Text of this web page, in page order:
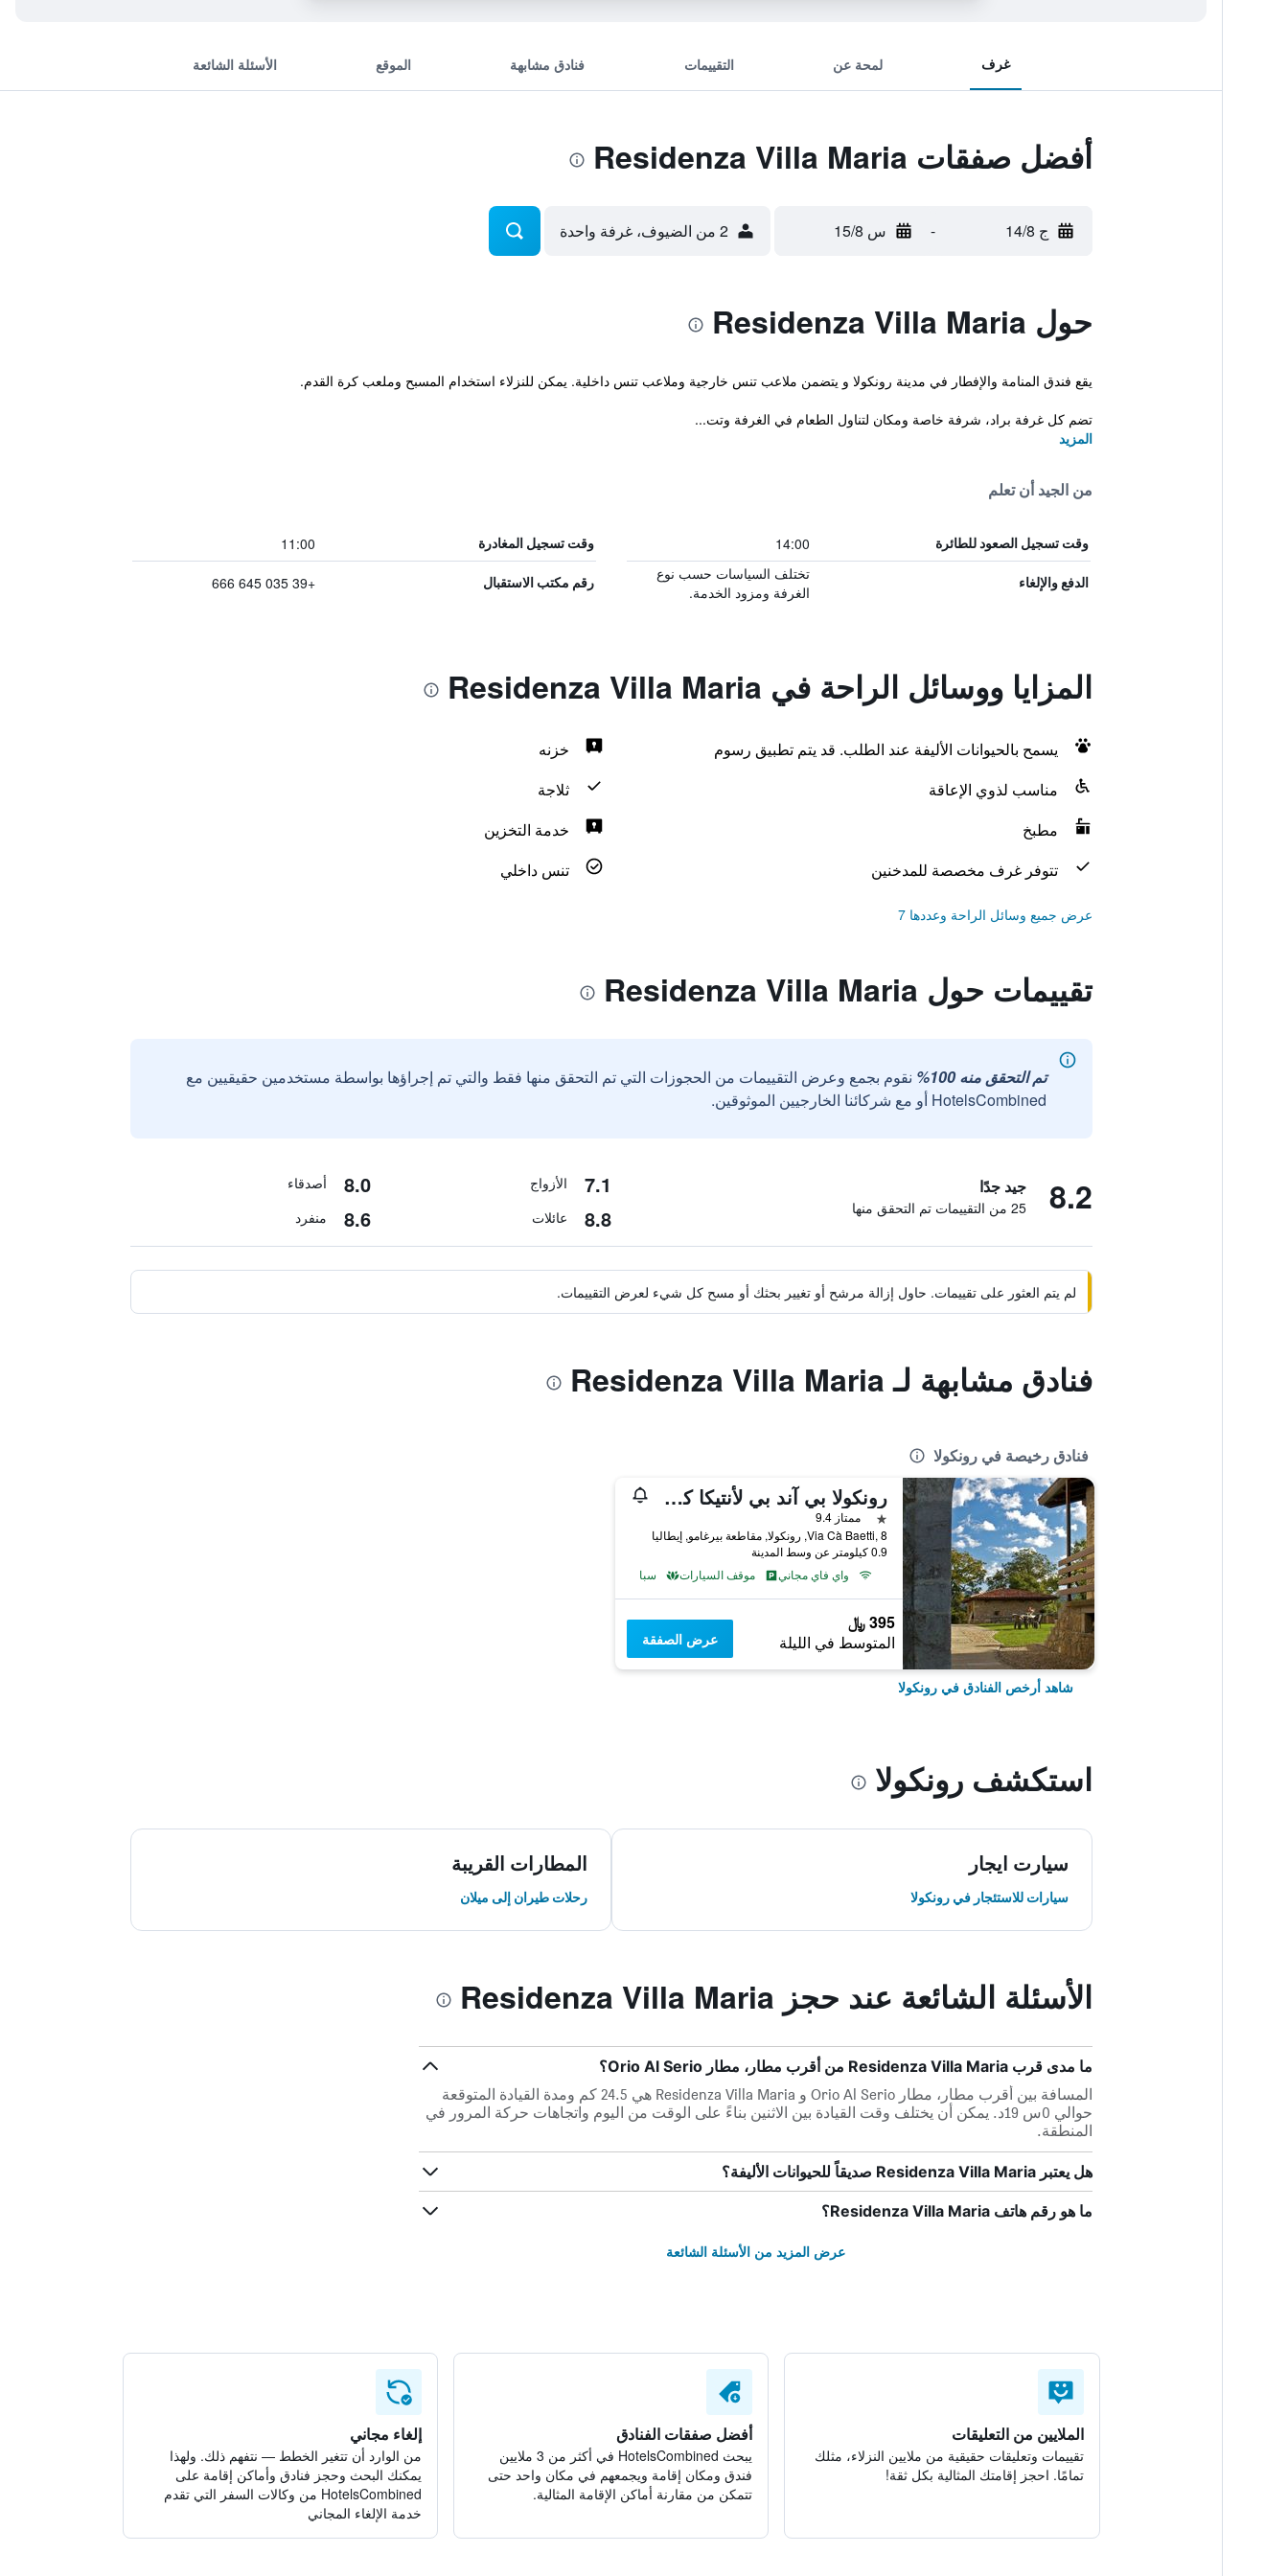
غرف لمحة عن التقييمات فنادق مشابهة الموقع الأسئلة الشائعة
أفضل صفقات Residenza Villa Maria
ج 14/8 - س 15/8 2 من الضيوف، غرفة واحدة
حول Residenza Villa Maria
يقع فندق المنامة والإفطار في مدينة رونكولا و يتضمن ملاعب تنس خارجية وملاعب تنس داخلية. يمكن للنزلاء استخدام المسبح وملعب كرة القدم.
تضم كل غرفة براد، شرفة خاصة ومكان لتناول الطعام في الغرفة وتت...
المزيد
من الجيد أن تعلم
وقت تسجيل الصعود للطائرة 14:00 وقت تسجيل المغادرة 11:00
الدفع والإلغاء
تختلف السياسات حسب نوع
الغرفة ومزود الخدمة.
رقم مكتب الاستقبال +39 035 645 666
المزايا ووسائل الراحة في Residenza Villa Maria
يسمح بالحيوانات الأليفة عند الطلب. قد يتم تطبيق رسوم
خزنه
مناسب لذوي الإعاقة
ثلاجة
مطبخ
خدمة التخزين
تتوفر غرف مخصصة للمدخنين
تنس داخلي
عرض جميع وسائل الراحة وعددها 7
تقييمات حول Residenza Villa Maria
تم التحقق منه 100%
نقوم بجمع وعرض التقييمات من الحجوزات التي تم التحقق منها فقط والتي تم إجراؤها بواسطة مستخدمين حقيقيين مع
HotelsCombined أو مع شركائنا الخارجيين الموثوقين.
8.2 جيد جدًا
25 من التقييمات تم التحقق منها
7.1 الأزواج 8.0 أصدقاء
8.8 عائلات 8.6 منفرد
لم يتم العثور على تقييمات. حاول إزالة مرشح أو تغيير بحثك أو مسح كل شيء لعرض التقييمات.
فنادق مشابهة لـ Residenza Villa Maria
فنادق رخيصة في رونكولا
رونكولا بي آند بي لأنتيكا كورتي
نجمة واحدة
ممتاز 9.4
Via Cà Baetti, 8, رونكولا, مقاطعة بيرغامو, إيطاليا
0.9 كيلومتر عن وسط المدينة
واي فاي مجاني
موقف السيارات سبا
395 ﷼
المتوسط في الليلة عرض الصفقة
شاهد أرخص الفنادق في رونكولا
استكشف رونكولا
سيارت ايجار
سيارات للاستئجار في رونكولا
المطارات القريبة
رحلات طيران إلى ميلان
الأسئلة الشائعة عند حجز Residenza Villa Maria
ما مدى قرب Residenza Villa Maria من أقرب مطار، مطار Orio Al Serio؟
المسافة بين أقرب مطار، مطار Orio Al Serio و Residenza Villa Maria هي 24.5 كم ومدة القيادة المتوقعة
حوالي 0س 19د. يمكن أن يختلف وقت القيادة بين الاثنين بناءً على الوقت من اليوم واتجاهات حركة المرور في
المنطقة.
هل يعتبر Residenza Villa Maria صديقاً للحيوانات الأليفة؟
ما هو رقم هاتف Residenza Villa Maria؟
عرض المزيد من الأسئلة الشائعة
الملايين من التعليقات
تقييمات وتعليقات حقيقية من ملايين النزلاء، مثلك
تمامًا. احجز إقامتك المثالية بكل ثقة!
أفضل صفقات الفنادق
يبحث HotelsCombined في أكثر من 3 ملايين
فندق ومكان إقامة ويجمعهم في مكان واحد حتى
تتمكن من مقارنة أماكن الإقامة المثالية.
إلغاء مجاني
من الوارد أن تتغير الخطط — نتفهم ذلك. ولهذا
يمكنك البحث وحجز فنادق وأماكن إقامة على
HotelsCombined من وكالات السفر التي تقدم
خدمة الإلغاء المجاني